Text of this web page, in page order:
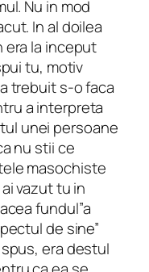
Nu in mod
In al doilea
era la inceput
tu, motiv
trebuit s-o faca
a interpreta
unei persoane
nu stii ce
masochiste
vazut tu in
fundul”a
de sine”
era destul